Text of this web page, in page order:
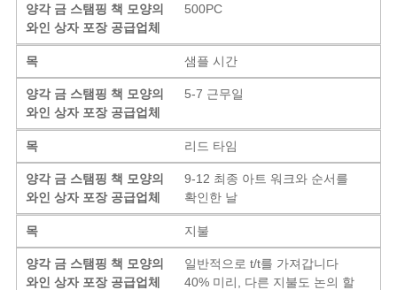
양각 금 스탬핑 책 모양의
와인 상자 포장 공급업체
500PC
목 샘플 시간
양각 금 스탬핑 책 모양의
와인 상자 포장 공급업체
5-7 근무일
목 리드 타임
양각 금 스탬핑 책 모양의
와인 상자 포장 공급업체
9-12 최종 아트 워크와 순서를
확인한 날
목 지불
양각 금 스탬핑 책 모양의
와인 상자 포장 공급업체
일반적으로 t/t를 가져갑니다
40% 미리, 다른 지불도 논의 할